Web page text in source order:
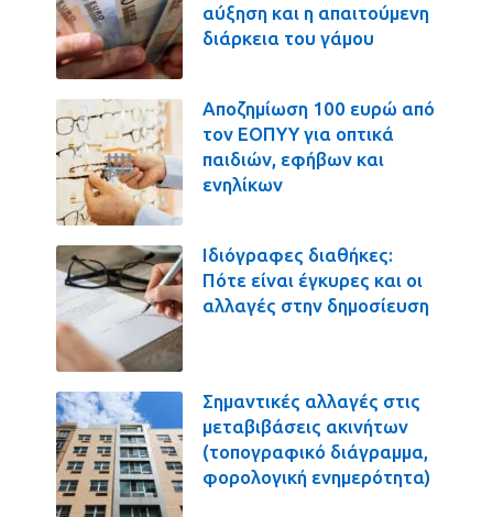
αύξηση και η απαιτούμενη
διάρκεια του γάμου
Αποζημίωση 100 ευρώ από
τον ΕΟΠΥΥ για οπτικά
παιδιών, εφήβων και
ενηλίκων
Ιδιόγραφες διαθήκες:
Πότε είναι έγκυρες και οι
αλλαγές στην δημοσίευση
Σημαντικές αλλαγές στις
μεταβιβάσεις ακινήτων
(τοπογραφικό διάγραμμα,
φορολογική ενημερότητα)